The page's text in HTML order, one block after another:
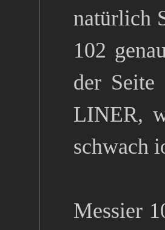
natürlich
102
der Seite
LINER,
schwach
Messier